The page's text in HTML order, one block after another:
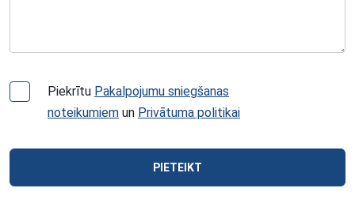
Piekrītu Pakalpojumu sniegšanas
noteikumiem un Privātuma politikai
PIETEIKT